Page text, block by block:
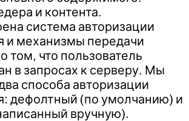
и контента.
система авторизации
и механизмы передачи
том, что пользователь
в запросах к серверу. Мы
способа авторизации
дефолтный (по умолчанию) и
вручную).